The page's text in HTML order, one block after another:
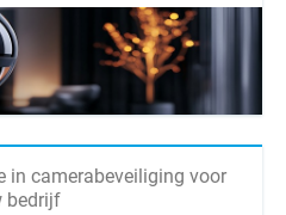
in camerabeveiliging voor
bedrijf